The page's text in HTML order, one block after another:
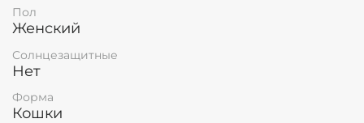
Пол
Женский
Солнцезащитные
Нет
Форма
Кошки